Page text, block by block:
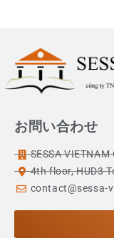
お問い合わせ
SESSA VIETNAM
4th floor, HUD3
contact@sessa-